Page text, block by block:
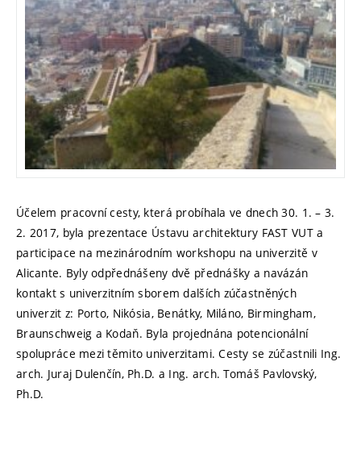
Účelem pracovní cesty, která probíhala ve dnech 30. 1. – 3.
2. 2017, byla prezentace Ústavu architektury FAST VUT a
participace na mezinárodním workshopu na univerzitě v
Alicante. Byly odpřednášeny dvě přednášky a navázán
kontakt s univerzitním sborem dalších zúčastněných
univerzit z: Porto, Nikósia, Benátky, Miláno, Birmingham,
Braunschweig a Kodaň. Byla projednána potencionální
spolupráce mezi těmito univerzitami. Cesty se zúčastnili Ing.
arch. Juraj Dulenčín, Ph.D. a Ing. arch. Tomáš Pavlovský,
Ph.D.